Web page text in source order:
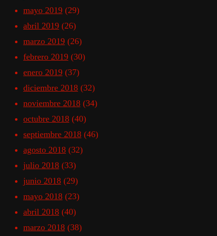
mayo 2019 (29)
abril 2019 (26)
marzo 2019 (26)
febrero 2019 (30)
enero 2019 (37)
diciembre 2018 (32)
noviembre 2018 (34)
octubre 2018 (40)
septiembre 2018 (46)
agosto 2018 (32)
julio 2018 (33)
junio 2018 (29)
mayo 2018 (23)
abril 2018 (40)
marzo 2018 (38)